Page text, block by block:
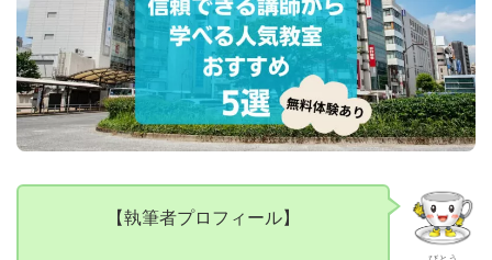
【執筆者プロフィール】